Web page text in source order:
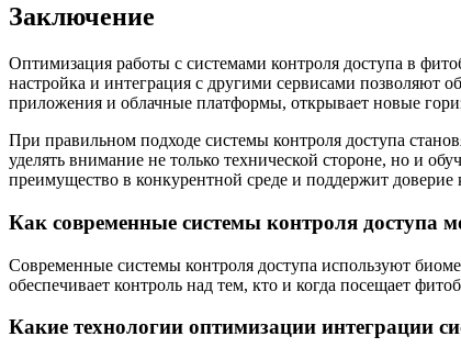
Заключение
Оптимизация работы с системами контроля доступа в
настройка и интеграция с другими сервисами позволяют
приложения и облачные платформы, открывает новые
При правильном подходе системы контроля доступа
уделять внимание не только технической стороне, но и
преимущество в конкурентной среде и поддержит доверие
Как современные системы контроля доступа
Современные системы контроля доступа используют
обеспечивает контроль над тем, кто и когда посещает
Какие технологии оптимизации интеграции